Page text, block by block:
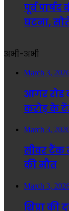
पूर्व
घटना,
अभी-अभी
March 3,
आगर रोड
करोड़ के
March 3,
सीवर टैंक
की मौत
March 3,
शिप्रा की